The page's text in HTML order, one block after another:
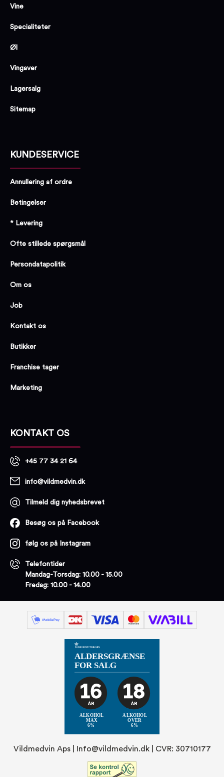
Vine
Specialiteter
Øl
Vingaver
Lagersalg
Sitemap
KUNDESERVICE
Annullering af ordre
Betingelser
* Levering
Ofte stillede spørgsmål
Persondatapolitik
Om os
Job
Kontakt os
Butikker
Franchise tager
Marketing
KONTAKT OS
+45 77 34 21 64
info@vildmedvin.dk
Tilmeld dig nyhedsbrevet
Besøg os på Facebook
følg os på Instagram
Telefontider
Mandag-Torsdag: 10.00 - 15.00
Fredag: 10.00 - 14.00
Vildmedvin Aps | Info@vildmedvin.dk| CVR: 30710177